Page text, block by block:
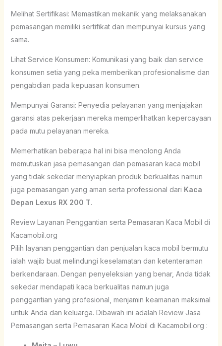
Melihat Sertifikasi: Memastikan mekanik yang melaksanakan
pemasangan memiliki sertifikat dan mempunyai kursus yang
sama.
Lihat Service Konsumen: Komunikasi yang baik dan service
konsumen setia yang peka memberikan profesionalisme dan
pengabdian pada kepuasan konsumen.
Mempunyai Garansi: Penyedia pelayanan yang menjajakan
garansi atas pekerjaan mereka memperlihatkan kepercayaan
pada mutu pelayanan mereka.
Memerhatikan beberapa hal ini bisa menolong Anda
memutuskan jasa pemasangan dan pemasaran kaca mobil
yang tidak sekedar menyiapkan produk berkualitas namun
juga pemasangan yang aman serta professional dari Kaca
Depan Lexus RX 200 T.
Review Layanan Penggantian serta Pemasaran Kaca Mobil di
Kacamobil.org
Pilih layanan penggantian dan penjualan kaca mobil bermutu
ialah wajib buat melindungi keselamatan dan ketenteraman
berkendaraan. Dengan penyeleksian yang benar, Anda tidak
sekedar mendapati kaca berkualitas namun juga
penggantian yang profesional, menjamin keamanan maksimal
untuk Anda dan keluarga. Dibawah ini adalah Review Jasa
Pemasangan serta Pemasaran Kaca Mobil di Kacamobil.org :